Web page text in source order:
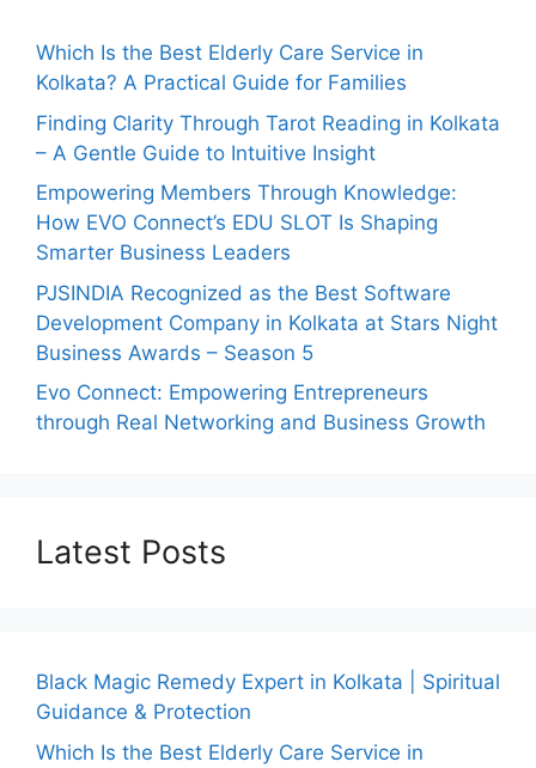
Which Is the Best Elderly Care Service in
Kolkata? A Practical Guide for Families
Finding Clarity Through Tarot Reading in Kolkata
– A Gentle Guide to Intuitive Insight
Empowering Members Through Knowledge:
How EVO Connect’s EDU SLOT Is Shaping
Smarter Business Leaders
PJSINDIA Recognized as the Best Software
Development Company in Kolkata at Stars Night
Business Awards – Season 5
Evo Connect: Empowering Entrepreneurs
through Real Networking and Business Growth
Latest Posts
Black Magic Remedy Expert in Kolkata | Spiritual
Guidance & Protection
Which Is the Best Elderly Care Service in